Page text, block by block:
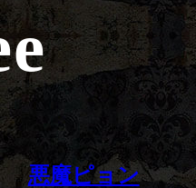
悪魔ピョン